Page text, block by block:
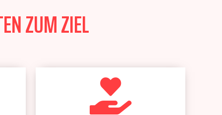
ZUM ZIEL